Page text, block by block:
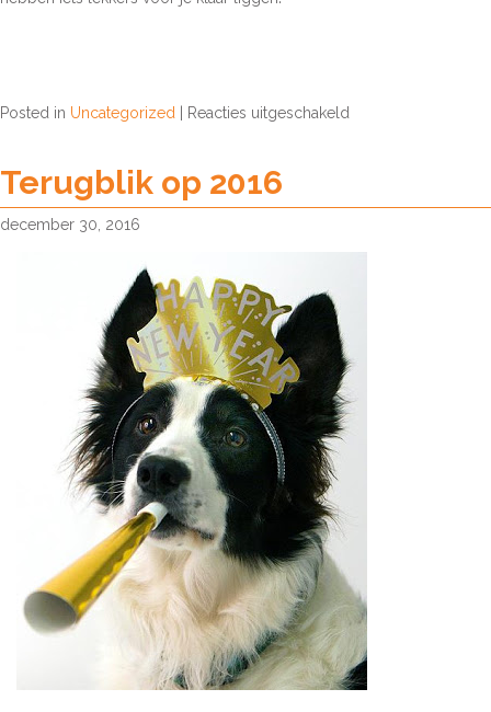
Posted in Uncategorized Reacties uitgeschakeld
jaar
Terugblik op 2016
december 30, 2016